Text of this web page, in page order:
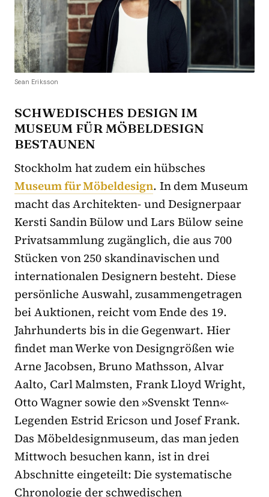
Sean Eriksson
SCHWEDISCHES DESIGN IM
MUSEUM FÜR MÖBELDESIGN
BESTAUNEN
Stockholm hat zudem ein hübsches
Museum für Möbeldesign. In dem Museum
macht das Architekten- und Designerpaar
Kersti Sandin Bülow und Lars Bülow seine
Privatsammlung zugänglich, die aus 700
Stücken von 250 skandinavischen und
internationalen Designern besteht. Diese
persönliche Auswahl, zusammengetragen
bei Auktionen, reicht vom Ende des 19.
Jahrhunderts bis in die Gegenwart. Hier
findet man Werke von Designgrößen wie
Arne Jacobsen, Bruno Mathsson, Alvar
Aalto, Carl Malmsten, Frank Lloyd Wright,
Otto Wagner sowie den »Svenskt Tenn«-
Legenden Estrid Ericson und Josef Frank.
Das Möbeldesignmuseum, das man jeden
Mittwoch besuchen kann, ist in drei
Abschnitte eingeteilt: Die systematische
Chronologie der schwedischen